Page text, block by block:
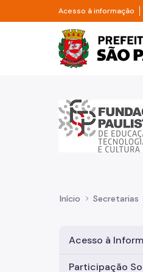
Pular para o Conteúdo
Acesso à informação
Início Secretarias
Acesso à
Participação